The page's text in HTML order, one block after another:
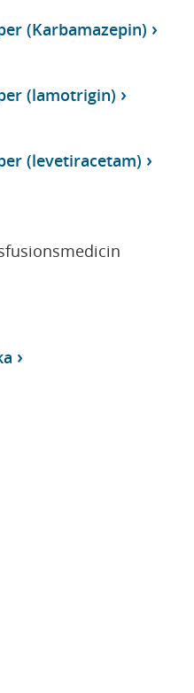
(Karbamazepin)
(lamotrigin)
(levetiracetam)